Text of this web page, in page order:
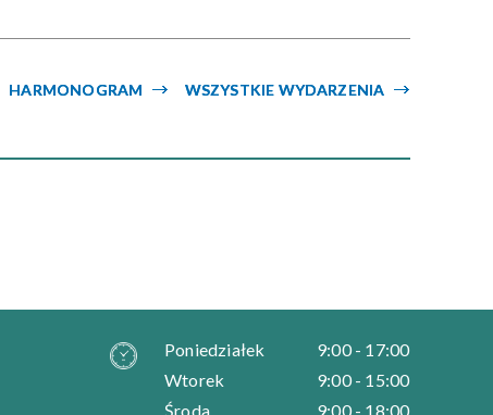
Miejsce WSZYSTKIE WYDARZENIA
HARMONOGRAM
Poniedziałek
9:00 - 17:00
Wtorek
9:00 - 15:00
Środa
9:00 - 18:00